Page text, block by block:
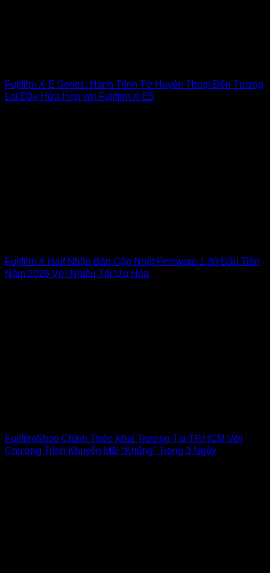
Fujifilm X-E Series: Hành Trình Từ Huyền Thoại Đến Tương
Lai Đầy Hứa Hẹn với Fujifilm X-E5
Fujifilm X Half Nhận Bản Cập Nhật Firmware 1.30 Đầu Tiên
Năm 2026 Với Nhiều Tối Ưu Hóa
FujifilmShop Chính Thức Khai Trương Tại TP.HCM Với
Chương Trình Khuyến Mãi “Khủng” Trong 3 Ngày